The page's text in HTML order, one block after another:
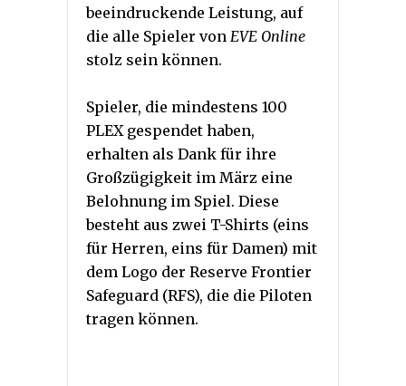
beeindruckende Leistung, auf
die alle Spieler von EVE Online
stolz sein können.
Spieler, die mindestens 100
PLEX gespendet haben,
erhalten als Dank für ihre
Großzügigkeit im März eine
Belohnung im Spiel. Diese
besteht aus zwei T-Shirts (eins
für Herren, eins für Damen) mit
dem Logo der Reserve Frontier
Safeguard (RFS), die die Piloten
tragen können.